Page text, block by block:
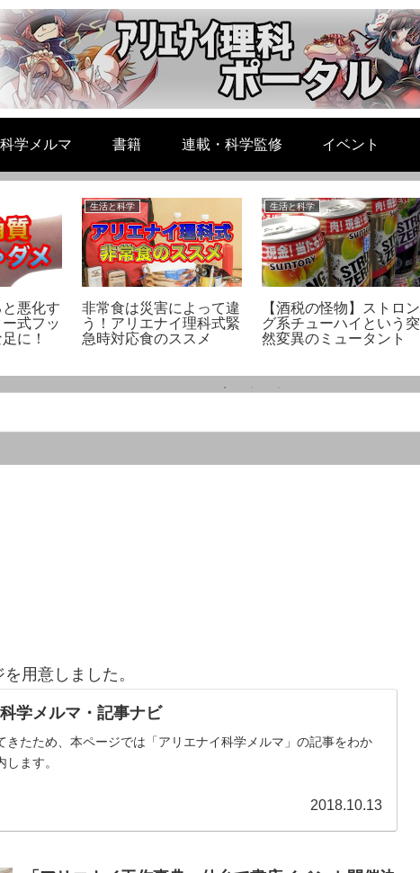
学メルマ 書籍 連載・科学監修 イベント
悪化す
式フッ
に！
生活と科学
非常食は災害によって違
う！アリエナイ理科式緊
急時対応食のススメ
生活と科学
【酒税の怪物】ストロン
グ系チューハイという突
然変異のミュータント
用意しました。
学メルマ・記事ナビ
きたため、本ページでは「アリエナイ科学メルマ」の記事をわか
します。
2018.10.13